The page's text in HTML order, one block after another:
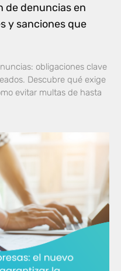
de denuncias en
y sanciones que
obligaciones clave
Descubre qué exige
evitar multas de hasta